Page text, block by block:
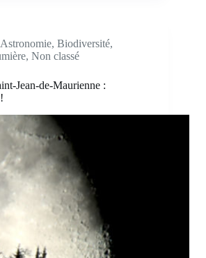
Astronomie, Biodiversité,
, Non classé
Jean-de-Maurienne :